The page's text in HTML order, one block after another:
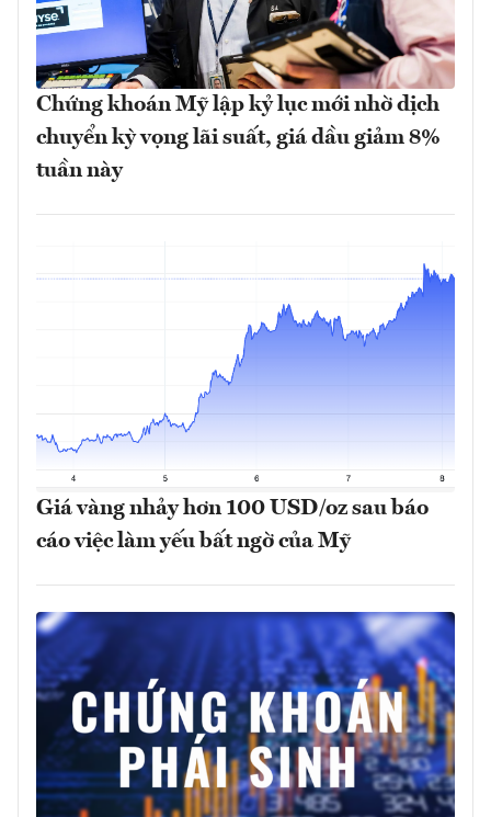
Chứng khoán Mỹ lập kỷ lục mới nhờ dịch
chuyển kỳ vọng lãi suất, giá dầu giảm 8%
tuần này
Giá vàng nhảy hơn 100 USD/oz sau báo
cáo việc làm yếu bất ngờ của Mỹ